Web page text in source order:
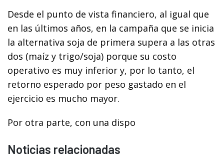
Desde el punto de vista financiero, al igual que
en las últimos años, en la campaña que se inicia
la alternativa soja de primera supera a las otras
dos (maíz y trigo/soja) porque su costo
operativo es muy inferior y, por lo tanto, el
retorno esperado por peso gastado en el
ejercicio es mucho mayor.
Por otra parte, con una dispo
Noticias relacionadas